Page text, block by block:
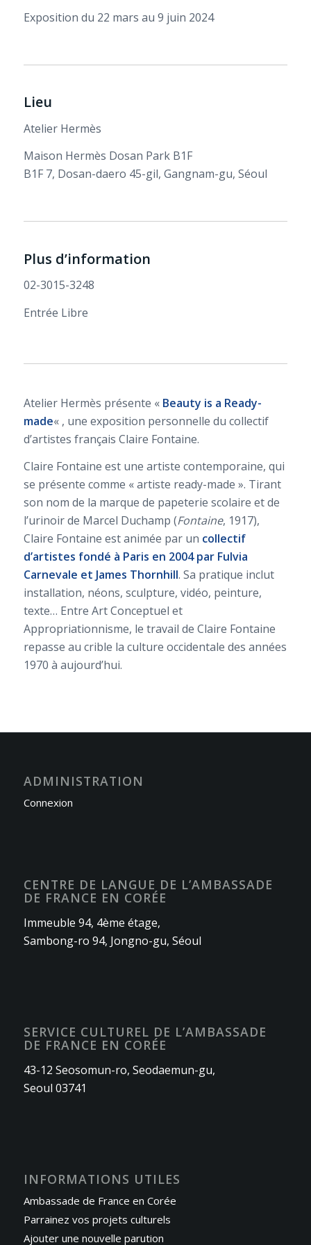
Exposition du 22 mars au 9 juin 2024
Lieu
Atelier Hermès
Maison Hermès Dosan Park B1F
B1F 7, Dosan-daero 45-gil, Gangnam-gu, Séoul
Plus d’information
02-3015-3248
Entrée Libre
Atelier Hermès présente « Beauty is a Ready-
made« , une exposition personnelle du collectif
d’artistes français Claire Fontaine.
Claire Fontaine est une artiste contemporaine, qui
se présente comme « artiste ready-made ». Tirant
son nom de la marque de papeterie scolaire et de
l’urinoir de Marcel Duchamp (Fontaine, 1917),
Claire Fontaine est animée par un collectif
d’artistes fondé à Paris en 2004 par Fulvia
Carnevale et James Thornhill. Sa pratique inclut
installation, néons, sculpture, vidéo, peinture,
texte… Entre Art Conceptuel et
Appropriationnisme, le travail de Claire Fontaine
repasse au crible la culture occidentale des années
1970 à aujourd’hui.
ADMINISTRATION
Connexion
CENTRE DE LANGUE DE L’AMBASSADE
DE FRANCE EN CORÉE
Immeuble 94, 4ème étage,
Sambong-ro 94, Jongno-gu, Séoul
SERVICE CULTUREL DE L’AMBASSADE
DE FRANCE EN CORÉE
43-12 Seosomun-ro, Seodaemun-gu,
Seoul 03741
INFORMATIONS UTILES
Ambassade de France en Corée
Parrainez vos projets culturels
Ajouter une nouvelle parution